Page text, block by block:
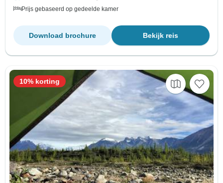
Prijs gebaseerd op gedeelde kamer
Bekijk reis
Download brochure
10% korting